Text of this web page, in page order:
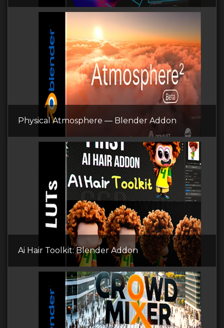
Physical Atmosphere — Blender Addon
Ai Hair Toolkit: Blender Addon